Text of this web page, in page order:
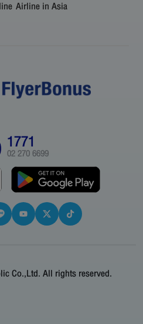
Airline in Asia
1771
02 270 6699
Co.,Ltd. All rights reserved.